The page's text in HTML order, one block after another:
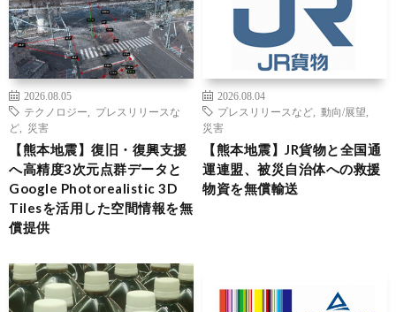
2026.08.05
テクノロジー
プレスリリースな
ど
災害
【熊本地震】復旧・復興支援
へ高精度3次元点群データと
Google Photorealistic 3D
Tilesを活用した空間情報を無
償提供
2026.08.04
プレスリリースなど
動向/展望
災害
【熊本地震】JR貨物と全国通
運連盟、被災自治体への救援
物資を無償輸送